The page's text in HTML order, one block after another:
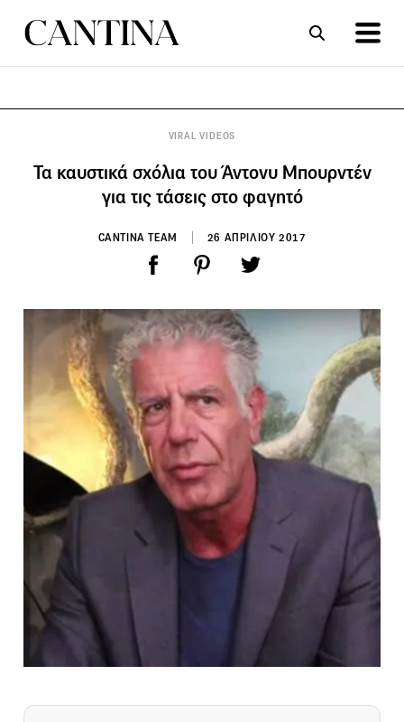
VIRAL VIDEOS
Τα καυστικά σχόλια του Άντονυ Μπουρντέν
για τις τάσεις στο φαγητό
CANTINA TEAM 26 ΑΠΡΙΛΙΟΥ 2017